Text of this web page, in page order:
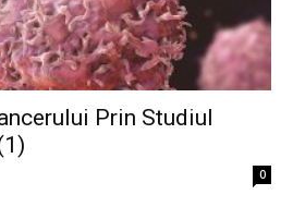
Prin Studiul
0